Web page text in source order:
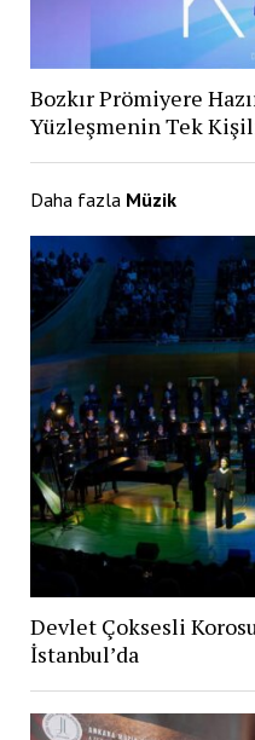
Bozkır Prömiyere
Yüzleşmenin Tek
Daha fazla Müzik
Devlet Çoksesli
İstanbul’da